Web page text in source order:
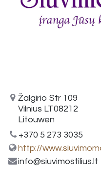
Žalgirio Str 109
Vilnius LT08212
Litouwen
+370 5 273 3035
http://
info@siuvimostilius.lt